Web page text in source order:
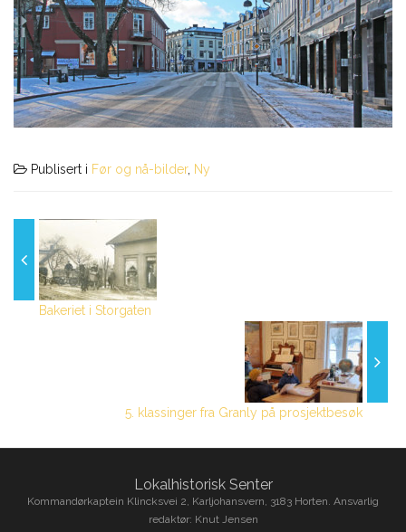
Publisert i Før og nå-bilder, Ny
Bakeriet i Storgaten
5. klassinger fra Granly på prosjektbesøk
Lokalhistorisk Senter
Kommandørkaptein Klincksvei 2, Karljohansvern, 3183 Horten. Ansvarlig
redaktør: Knut Jensen